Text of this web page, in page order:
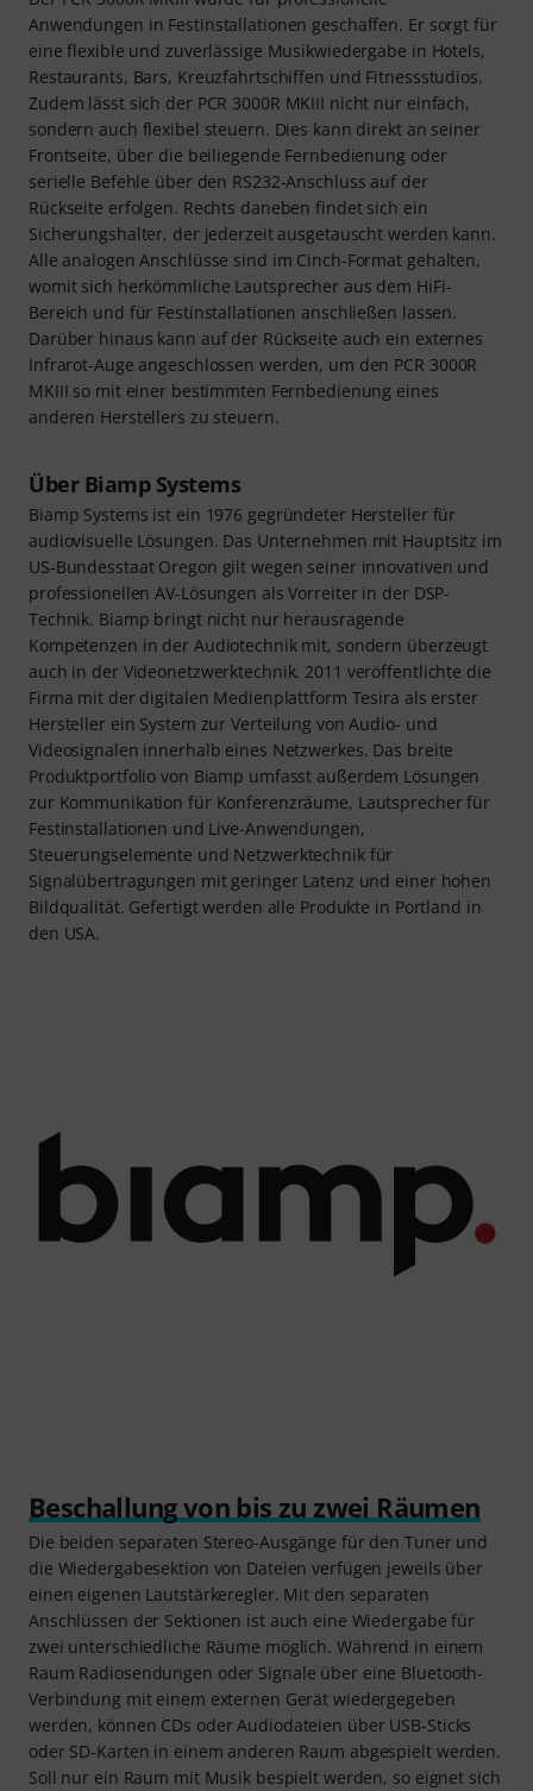
Anwendungen in Festinstallationen geschaffen. Er sorgt für
eine flexible und zuverlässige Musikwiedergabe in Hotels,
Restaurants, Bars, Kreuzfahrtschiffen und Fitnessstudios.
Zudem lässt sich der PCR 3000R MKIII nicht nur einfach,
sondern auch flexibel steuern. Dies kann direkt an seiner
Frontseite, über die beiliegende Fernbedienung oder
serielle Befehle über den RS232-Anschluss auf der
Rückseite erfolgen. Rechts daneben findet sich ein
Sicherungshalter, der jederzeit ausgetauscht werden kann.
Alle analogen Anschlüsse sind im Cinch-Format gehalten,
womit sich herkömmliche Lautsprecher aus dem HiFi-
Bereich und für Festinstallationen anschließen lassen.
Darüber hinaus kann auf der Rückseite auch ein externes
Infrarot-Auge angeschlossen werden, um den PCR 3000R
MKIII so mit einer bestimmten Fernbedienung eines
anderen Herstellers zu steuern.
Über Biamp Systems
Biamp Systems ist ein 1976 gegründeter Hersteller für
audiovisuelle Lösungen. Das Unternehmen mit Hauptsitz im
US-Bundesstaat Oregon gilt wegen seiner innovativen und
professionellen AV-Lösungen als Vorreiter in der DSP-
Technik. Biamp bringt nicht nur herausragende
Kompetenzen in der Audiotechnik mit, sondern überzeugt
auch in der Videonetzwerktechnik. 2011 veröffentlichte die
Firma mit der digitalen Medienplattform Tesira als erster
Hersteller ein System zur Verteilung von Audio- und
Videosignalen innerhalb eines Netzwerkes. Das breite
Produktportfolio von Biamp umfasst außerdem Lösungen
zur Kommunikation für Konferenzräume, Lautsprecher für
Festinstallationen und Live-Anwendungen,
Steuerungselemente und Netzwerktechnik für
Signalübertragungen mit geringer Latenz und einer hohen
Bildqualität. Gefertigt werden alle Produkte in Portland in
den USA.
Beschallung von bis zu zwei Räumen
Die beiden separaten Stereo-Ausgänge für den Tuner und
die Wiedergabesektion von Dateien verfügen jeweils über
einen eigenen Lautstärkeregler. Mit den separaten
Anschlüssen der Sektionen ist auch eine Wiedergabe für
zwei unterschiedliche Räume möglich. Während in einem
Raum Radiosendungen oder Signale über eine Bluetooth-
Verbindung mit einem externen Gerät wiedergegeben
werden, können CDs oder Audiodateien über USB-Sticks
oder SD-Karten in einem anderen Raum abgespielt werden.
Soll nur ein Raum mit Musik bespielt werden, so eignet sich